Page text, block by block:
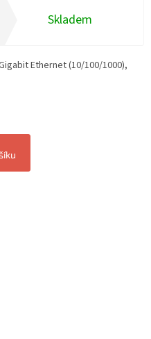
Skladem
Ethernet (10/100/1000),